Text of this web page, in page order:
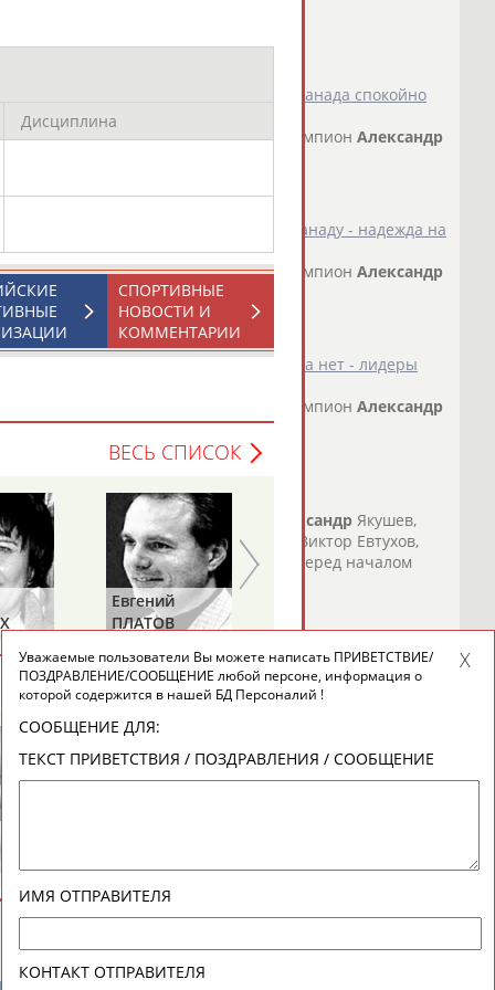
то, что и должно было случиться - Канада спокойно
лиги, двукратный олимпийский чемпион Александр
"Ст...
СТАДИОН
что сборная России пройдет Канаду - надежда на
лиги, двукратный олимпийский чемпион Александр
"Ст...
СТАДИОН
России по большому счёту игры пока нет - лидеры
лиги, двукратный олимпийский чемпион Александр
"Ст...
СТАДИОН
открытие нового сезона НХЛ
и российские хоккеисты -
Александр Якушев,
Андрей... ...Андрей Коваленко, Виктор Евтухов,
, Владимир Мышкин и другие. Перед началом
СТАДИОН
если будем выигрывать раз в 10 лет - это наш
в составе сборной СССР по хоккеюАлександр
России в полуфин... ...Это наш сегодняшний
"Ленте.ру". Сборная России уступила...
СТАДИОН)
Дисциплина
СПОРТИВНЫЕ
НОВОСТИ И
КОММЕНТАРИИ
ВЕСЬ СПИСОК
Евгений
ПЛАТОВ
ВЕСЬ СПИСОК
Уважаемые пользователи Вы можете написать ПРИВЕТСТВИЕ/
ПОЗДРАВЛЕНИЕ/СООБЩЕНИЕ любой персоне, информация о
которой содержится в нашей БД Персоналий !
СООБЩЕНИЕ ДЛЯ:
ТЕКСТ ПРИВЕТСТВИЯ / ПОЗДРАВЛЕНИЯ / СООБЩЕНИЕ
ИМЯ ОТПРАВИТЕЛЯ
КОНТАКТ ОТПРАВИТЕЛЯ